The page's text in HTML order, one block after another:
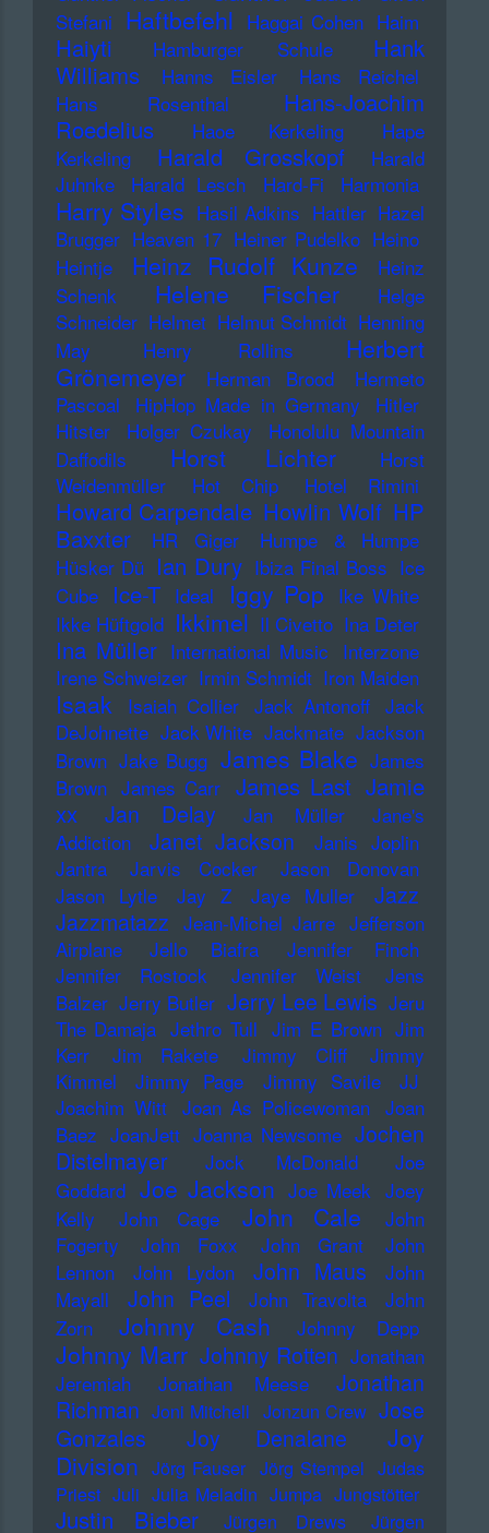
Stefani Haftbefehl Haggai Cohen Haim
Haiyti Hamburger Schule
Hank
Williams
Hanns Eisler
Hans Reichel
Hans Rosenthal
Hans-Joachim
Roedelius
Haoe Kerkeling
Hape
Kerkeling
Harald Grosskopf
Harald
Juhnke
Harald Lesch Hard-Fi Harmonia
Harry Styles Hasil Adkins Hattler Hazel
Brugger Heaven 17 Heiner Pudelko Heino
Heintje
Heinz Rudolf Kunze
Heinz
Schenk
Helene Fischer
Helge
Schneider Helmet Helmut Schmidt Henning
May
Henry Rollins
Herbert
Grönemeyer
Herman Brood
Hermeto
Pascoal
HipHop Made in Germany
Hitler
Hitster
Holger Czukay
Honolulu Mountain
Daffodils
Horst Lichter
Horst
Weidenmüller
Hot Chip Hotel Rimini
Howard Carpendale Howlin Wolf HP
Baxxter
HR Giger
Humpe & Humpe
Hüsker Dü Ian Dury Ibiza Final Boss Ice
Cube
Ice-T Ideal Iggy Pop Ike White
Ikke Hüftgold Ikkimel Il Civetto Ina Deter
Ina Müller International Music Interzone
Irene Schweizer Irmin Schmidt Iron Maiden
Isaak Isaiah Collier Jack Antonoff Jack
DeJohnette Jack White Jackmate Jackson
Brown Jake Bugg James Blake James
Brown James Carr James Last Jamie
xx
Jan Delay Jan Müller
Jane's
Addiction
Janet Jackson
Janis Joplin
Jantra
Jarvis Cocker
Jason Donovan
Jason Lytle
Jay Z Jaye Muller
Jazz
Jazzmatazz Jean-Michel Jarre Jefferson
Airplane
Jello Biafra
Jennifer Finch
Jennifer Rostock
Jennifer Weist
Jens
Balzer Jerry Butler Jerry Lee Lewis Jeru
The Damaja Jethro Tull Jim E Brown Jim
Kerr
Jim Rakete Jimmy Cliff
Jimmy
Kimmel
Jimmy Page Jimmy Savile
JJ
Joachim Witt Joan As Policewoman Joan
Baez JoanJett Joanna Newsome Jochen
Distelmayer
Jock McDonald
Joe
Goddard Joe Jackson Joe Meek Joey
Kelly
John Cage John Cale
John
Fogerty
John Foxx John Grant
John
Lennon
John Lydon John Maus
John
Mayall
John Peel John Travolta
John
Zorn
Johnny Cash Johnny Depp
Johnny Marr Johnny Rotten Jonathan
Jeremiah
Jonathan Meese
Jonathan
Richman Joni Mitchell Jonzun Crew Jose
Gonzales
Joy Denalane
Joy
Division Jörg Fauser Jörg Stempel Judas
Priest Juli Julia Meladin Jumpa Jungstötter
Justin Bieber Jürgen Drews Jürgen